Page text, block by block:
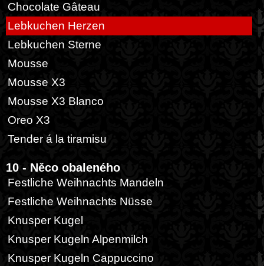
Chocolate Gâteau
Lebkuchen Herzen
Lebkuchen Sterne
Mousse
Mousse X3
Mousse X3 Blanco
Oreo X3
Tender á la tiramisu
10 - Něco obaleného
Festliche Weihnachts Mandeln
Festliche Weihnachts Nüsse
Knusper Kugel
Knusper Kugeln Alpenmilch
Knusper Kugeln Cappuccino